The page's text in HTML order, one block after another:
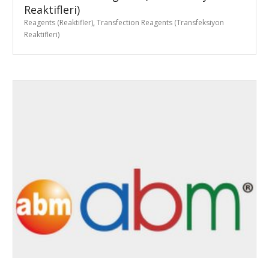
Reaktifleri)
Reagents (Reaktifler),Transfection Reagents (Transfeksiyon
Reaktifleri)